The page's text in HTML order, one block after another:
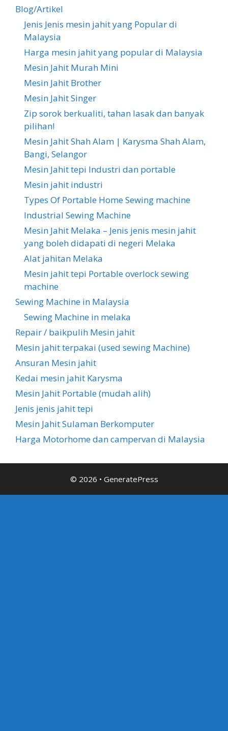
Blog/Artikel
Jenis Jenis mesin jahit yang Popular di
Malaysia
Harga mesin jahit yang popular di Malaysia
Mesin Jahit Murah Mini
Mesin Jahit Brother
Mesin Jahit Singer
Zip sorok berkualiti, tahan lasak dan banyak
pilihan!
Mesin Jahit Shah Alam | Karysma Shah Alam,
Bangi, Selangor
Mesin Jahit tepi Industri dan portable
Mesin jahit industri
Types Of Portable Home Sewing machine
Industrial Sewing Machine
Mesin Jahit Melaka – Jenis jenis mesin jahit
yang boleh didapati di negeri Melaka
Alat jahitan Melaka
Mesin jahit tepi Portable overlock sewing
machine
Sewing Machine in Malaysia
Sewing Machine in melaka
Repair / baikpulih Mesin jahit
Mesin jahit terpakai (used sewing Machine)
Ansuran Mesin jahit
Kedai mesin jahit Karysma
Mesin Jahit Portable (mudah alih)
Jenis jenis jahit tepi
Mesin Jahit Sulaman Berkomputer
Harga Motorhome dan campervan di Malaysia
© 2026 • GeneratePress